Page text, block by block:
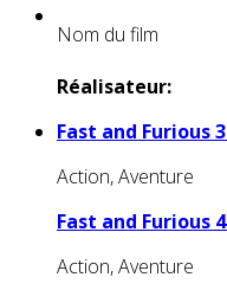
Nom du film
Réalisateur:
Fast and Furious
Action, Aventure
Fast and Furious
Action, Aventure